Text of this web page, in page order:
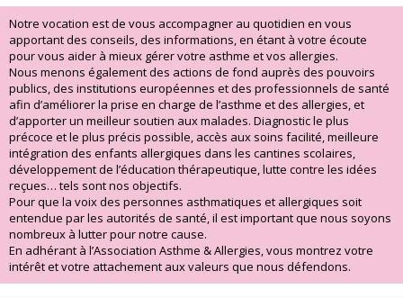
Notre vocation est de vous accompagner au quotidien en vous
apportant des conseils, des informations, en étant à votre écoute
pour vous aider à mieux gérer votre asthme et vos allergies.
Nous menons également des actions de fond auprès des pouvoirs
publics, des institutions européennes et des professionnels de santé
afin d’améliorer la prise en charge de l’asthme et des allergies, et
d’apporter un meilleur soutien aux malades. Diagnostic le plus
précoce et le plus précis possible, accès aux soins facilité, meilleure
intégration des enfants allergiques dans les cantines scolaires,
développement de l’éducation thérapeutique, lutte contre les idées
reçues… tels sont nos objectifs.
Pour que la voix des personnes asthmatiques et allergiques soit
entendue par les autorités de santé, il est important que nous soyons
nombreux à lutter pour notre cause.
En adhérant à l’Association Asthme & Allergies, vous montrez votre
intérêt et votre attachement aux valeurs que nous défendons.